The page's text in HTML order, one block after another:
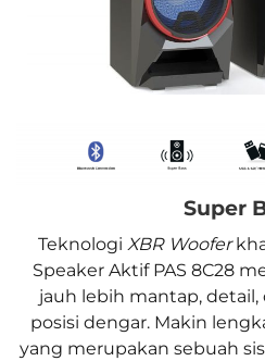
Super
Teknologi XBR Woofer
Speaker Aktif PAS 8C28
jauh lebih mantap,
posisi dengar. Makin
yang merupakan sebuah